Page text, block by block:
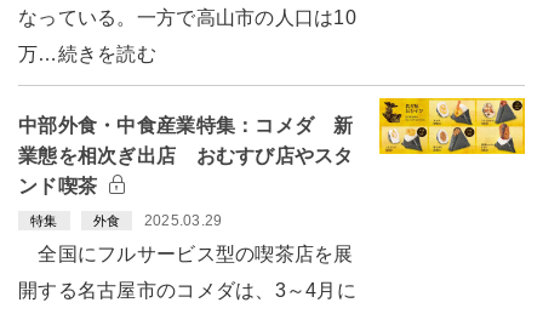
なっている。一方で高山市の人口は10
万…続きを読む
中部外食・中食産業特集：コメダ 新
業態を相次ぎ出店 おむすび店やスタ
ンド喫茶
特集 外食 2025.03.29
全国にフルサービス型の喫茶店を展
開する名古屋市のコメダは、3～4月に